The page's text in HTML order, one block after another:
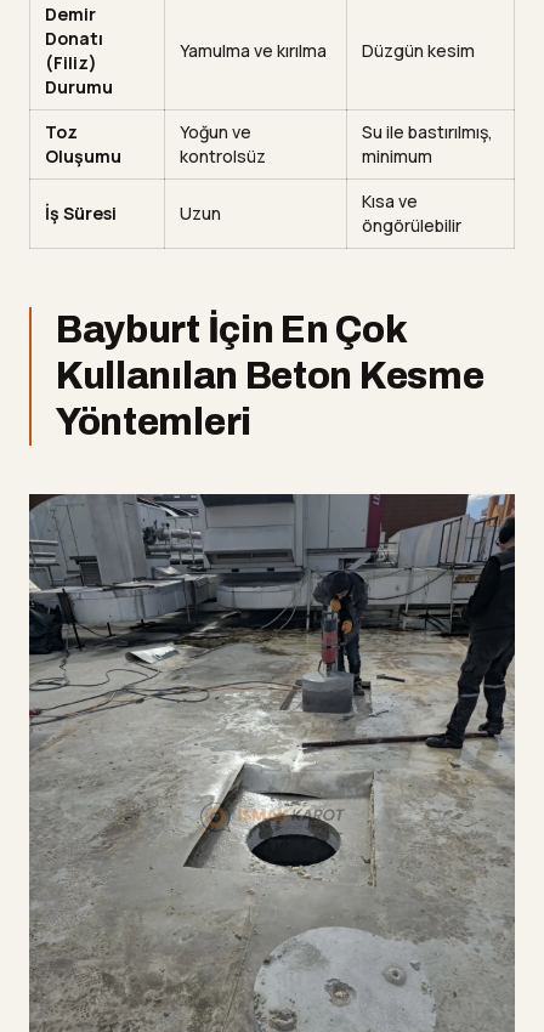
Demir
Donatı
(Filiz)
Durumu
Yamulma ve kırılma Düzgün kesim
Toz
Oluşumu
Yoğun ve
kontrolsüz
Su ile bastırılmış,
minimum
İş Süresi Uzun
Kısa ve
öngörülebilir
Bayburt İçin En Çok
Kullanılan Beton Kesme
Yöntemleri